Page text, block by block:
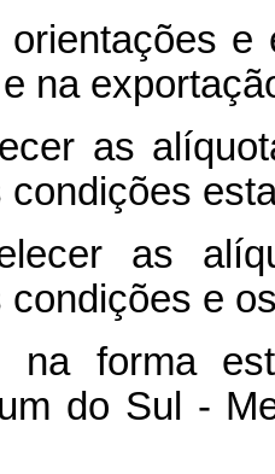
na
as
as
e
forma
do Sul -